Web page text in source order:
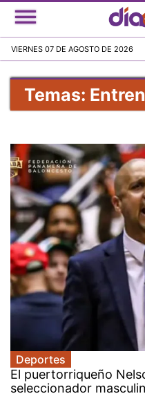
VIERNES 07 DE AGOSTO DE 2026
Temas:
Deportes
El puertorriqueño
seleccionador